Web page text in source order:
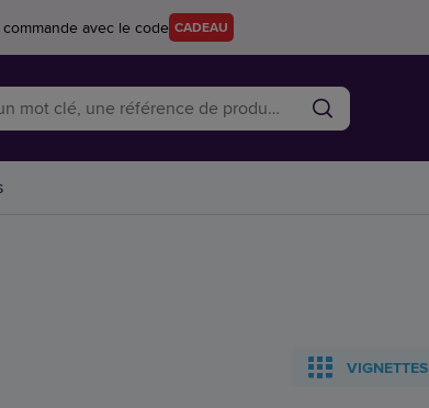
avec le code CADEAU
VIGNETTES